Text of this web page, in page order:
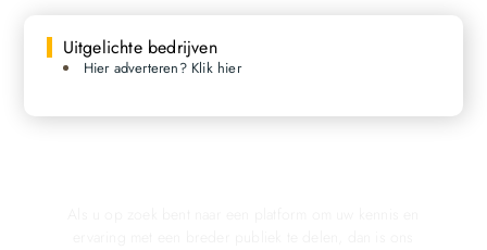
Uitgelichte bedrijven
Hier adverteren? Klik hier